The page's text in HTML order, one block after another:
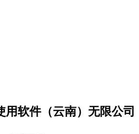
用软件（云南）无限公司